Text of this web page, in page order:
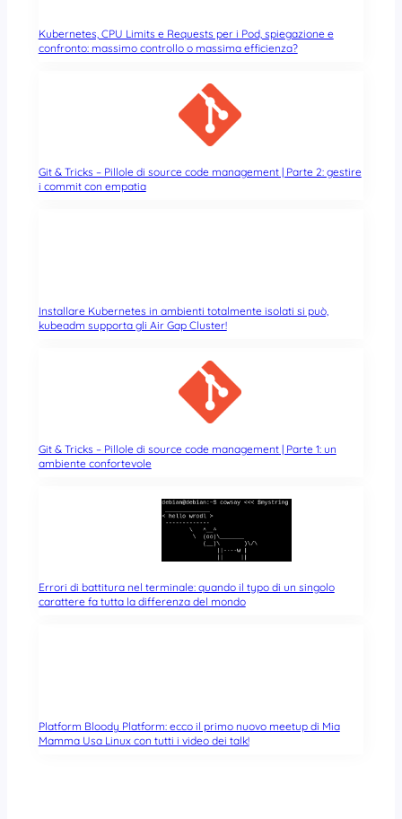
Kubernetes, CPU Limits e Requests per i Pod, spiegazione e
confronto: massimo controllo o massima efficienza?
Git & Tricks – Pillole di source code management | Parte 2: gestire
i commit con empatia
Installare Kubernetes in ambienti totalmente isolati si può,
kubeadm supporta gli Air Gap Cluster!
Git & Tricks – Pillole di source code management | Parte 1: un
ambiente confortevole
Errori di battitura nel terminale: quando il typo di un singolo
carattere fa tutta la differenza del mondo
Platform Bloody Platform: ecco il primo nuovo meetup di Mia
Mamma Usa Linux con tutti i video dei talk!